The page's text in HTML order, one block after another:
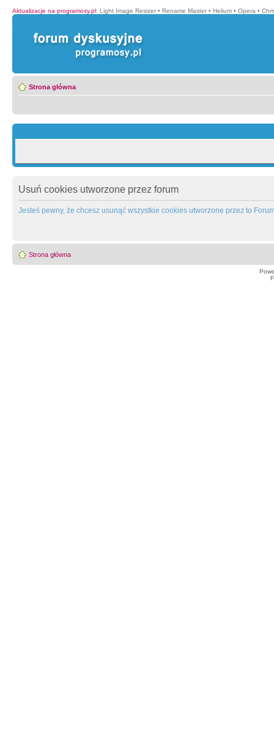
Aktualizacje na programosy.pl: Light Image Resizer • Rename Master • Helium • Opera •
Strona główna
Usuń cookies utworzone przez forum
Jesteś pewny, że chcesz usunąć wszystkie cookies utworzone przez to
Strona główna